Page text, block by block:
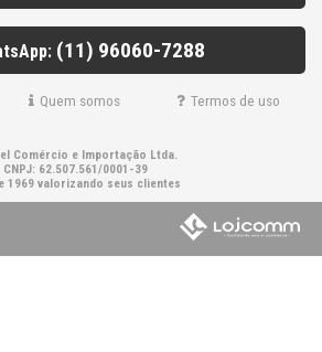
(11) 96060-7288
Quem somos Termos de uso
Comércio e Importação Ltda.
CNPJ: 62.507.561/0001-39
1969 valorizando seus clientes